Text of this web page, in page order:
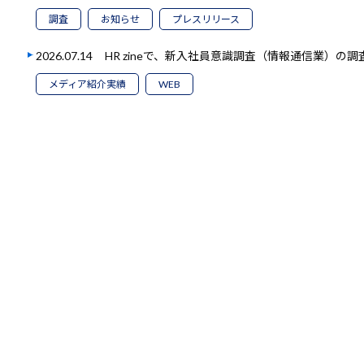
調査 お知らせ プレスリリース
2026.07.14 HR zineで、新入社員意識調査（情報通信業）の
メディア紹介実績 WEB